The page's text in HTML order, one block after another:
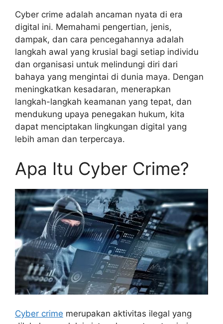
Cyber crime adalah ancaman nyata di era
digital ini. Memahami pengertian, jenis,
dampak, dan cara pencegahannya adalah
langkah awal yang krusial bagi setiap individu
dan organisasi untuk melindungi diri dari
bahaya yang mengintai di dunia maya. Dengan
meningkatkan kesadaran, menerapkan
langkah-langkah keamanan yang tepat, dan
mendukung upaya penegakan hukum, kita
dapat menciptakan lingkungan digital yang
lebih aman dan terpercaya.
Apa Itu Cyber Crime?
Cyber crime merupakan aktivitas ilegal yang